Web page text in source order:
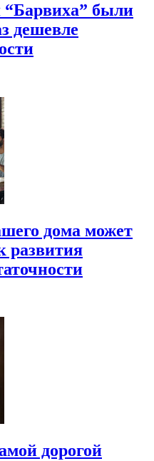
“Барвиха” были
дешевле
дома может
развития
дорогой